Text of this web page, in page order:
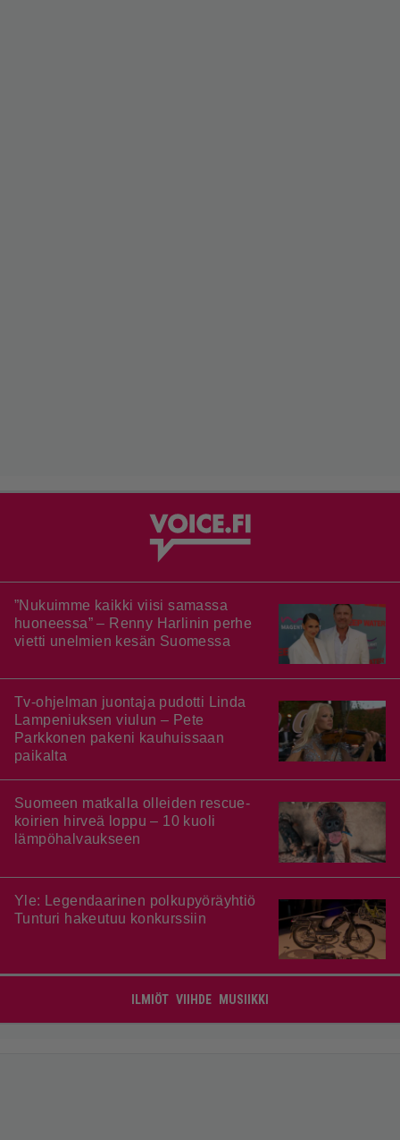
”Nukuimme kaikki viisi samassa
huoneessa” – Renny Harlinin perhe
vietti unelmien kesän Suomessa
Tv-ohjelman juontaja pudotti Linda
Lampeniuksen viulun – Pete
Parkkonen pakeni kauhuissaan
paikalta
Suomeen matkalla olleiden rescue-
koirien hirveä loppu – 10 kuoli
lämpöhalvaukseen
Yle: Legendaarinen polkupyöräyhtiö
Tunturi hakeutuu konkurssiin
ILMIÖT VIIHDE MUSIIKKI